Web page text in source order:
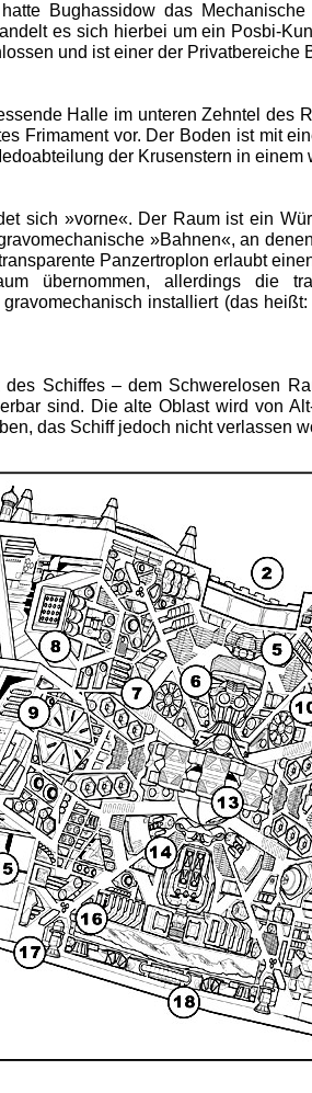
Bughassidow das
es sich hierbei um ein Posbi-
und ist einer der Privatbereiche
Halle im unteren Zehntel des
Frimament vor. Der Boden ist mit
der Krusenstern in einem
sich »vorne«. Der Raum ist ein
»Bahnen«, an
Panzertroplon erlaubt
übernommen, allerdings die
installiert (das
Schiffes – dem Schwerelosen
sind. Die alte Oblast wird von
das Schiff jedoch nicht verlassen